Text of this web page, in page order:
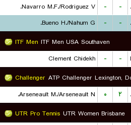
Navarro M.F./Rodriguez V.
- -
Bueno H./Nahum G.
- -
ITF Men ITF Men USA Southaven
Clement Chidekh
- -
Challenger ATP Challenger Lexington,
Arseneault M./Arseneault N.
۰ ۲
UTR Pro Tennis UTR Women Brisbane